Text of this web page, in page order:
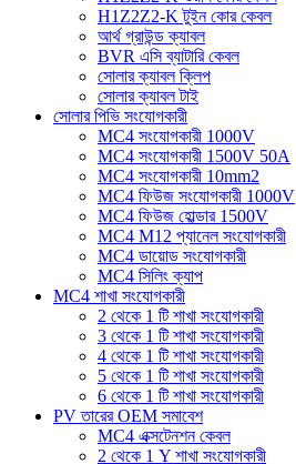
H1Z2Z2-K টুইন কোর কেবল
আর্থ গ্রাউন্ড ক্যাবল
BVR এসি ব্যাটারি কেবল
সোলার ক্যাবল ক্লিপ
সোলার ক্যাবল টাই
সোলার পিভি সংযোগকারী
MC4 সংযোগকারী 1000V
MC4 সংযোগকারী 1500V 50A
MC4 সংযোগকারী 10mm2
MC4 ফিউজ সংযোগকারী 1000V
MC4 ফিউজ হোল্ডার 1500V
MC4 M12 প্যানেল সংযোগকারী
MC4 ডায়োড সংযোগকারী
MC4 সিলিং ক্যাপ
MC4 শাখা সংযোগকারী
2 থেকে 1 টি শাখা সংযোগকারী
3 থেকে 1 টি শাখা সংযোগকারী
4 থেকে 1 টি শাখা সংযোগকারী
5 থেকে 1 টি শাখা সংযোগকারী
6 থেকে 1 টি শাখা সংযোগকারী
PV তারের OEM সমাবেশ
MC4 এক্সটেনশন কেবল
2 থেকে 1 Y শাখা সংযোগকারী